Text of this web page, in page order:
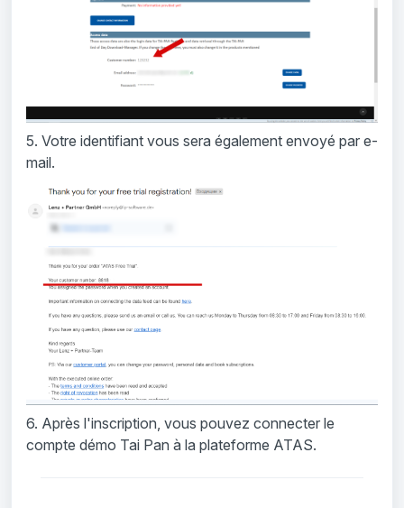
5. Votre identifiant vous sera également envoyé par e-
mail.
6. Après l'inscription, vous pouvez connecter le
compte démo Tai Pan à la plateforme ATAS.